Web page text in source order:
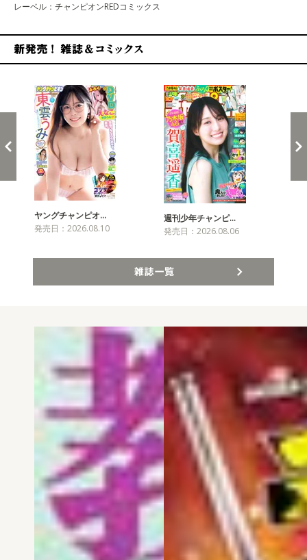
レーベル：チャンピオンREDコミックス
ヤングチャンピオ…
発売日：2026.08.10
週刊少年チャンピ…
発売日：2026.08.06